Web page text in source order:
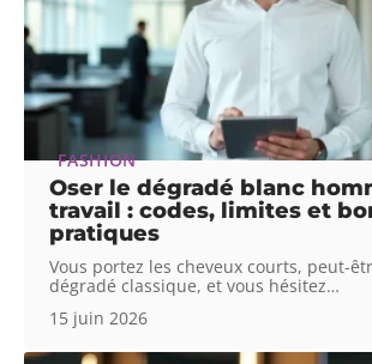
FASHION
Oser le dégradé blanc
travail : codes, limites et
pratiques
Vous portez les cheveux courts, peut-
dégradé classique, et vous hésitez…
15 juin 2026